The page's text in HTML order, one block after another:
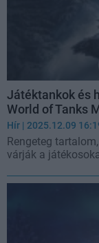
Játéktankok és
World of Tanks
Hír | 2025.12.09
Rengeteg
várják a